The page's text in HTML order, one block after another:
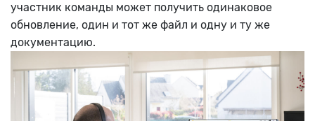
участник команды может получить одинаковое
обновление, один и тот же файл и одну и ту же
документацию.